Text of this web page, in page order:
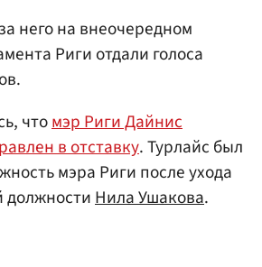
него на внеочередном
Риги отдали голоса
чтомэр Риги Дайнис
в отставку. Турлайс был
мэра Риги после ухода
должностиНила Ушакова.